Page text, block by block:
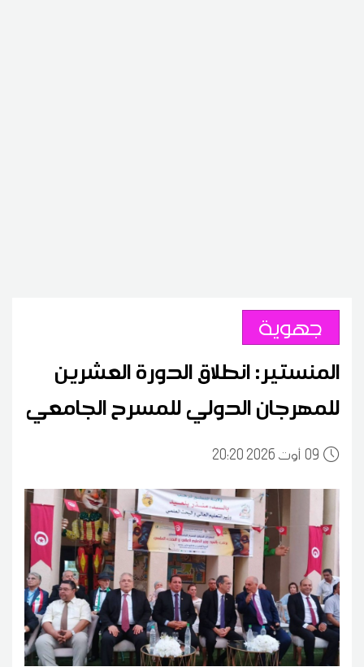
جهوية
المنستير: انطلاق الدورة العشرين
للمهرجان الدولي للمسرح الجامعي
0920:20 2026 أوت